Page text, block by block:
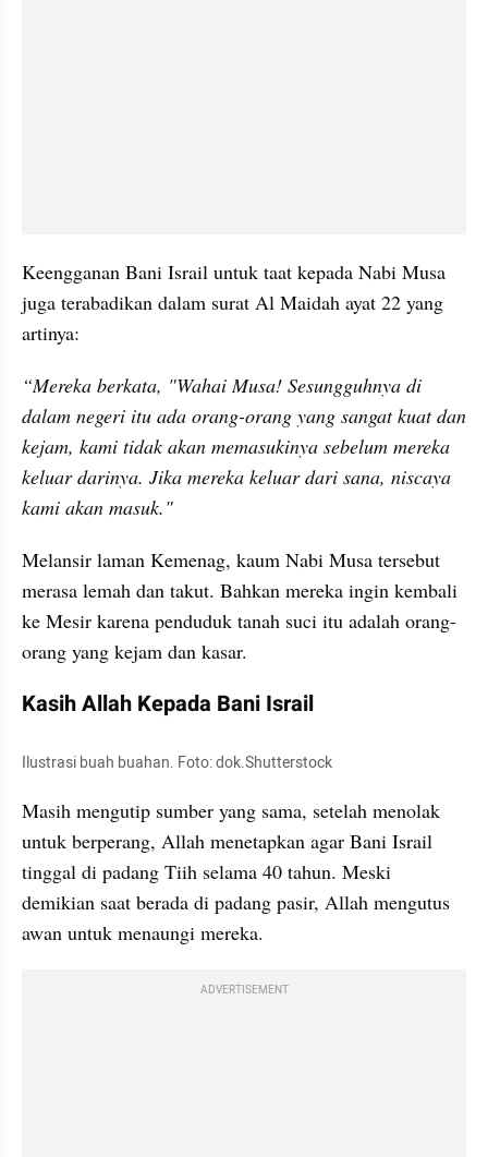
Keengganan Bani Israil untuk taat kepada Nabi Musa
juga terabadikan dalam surat Al Maidah ayat 22 yang
artinya:
“Mereka berkata, "Wahai Musa! Sesungguhnya di
dalam negeri itu ada orang-orang yang sangat kuat dan
kejam, kami tidak akan memasukinya sebelum mereka
keluar darinya. Jika mereka keluar dari sana, niscaya
kami akan masuk."
Melansir laman Kemenag, kaum Nabi Musa tersebut
merasa lemah dan takut. Bahkan mereka ingin kembali
ke Mesir karena penduduk tanah suci itu adalah orang-
orang yang kejam dan kasar.
Kasih Allah Kepada Bani Israil
Ilustrasi buah buahan. Foto: dok.Shutterstock
Masih mengutip sumber yang sama, setelah menolak
untuk berperang, Allah menetapkan agar Bani Israil
tinggal di padang Tiih selama 40 tahun. Meski
demikian saat berada di padang pasir, Allah mengutus
awan untuk menaungi mereka.
ADVERTISEMENT